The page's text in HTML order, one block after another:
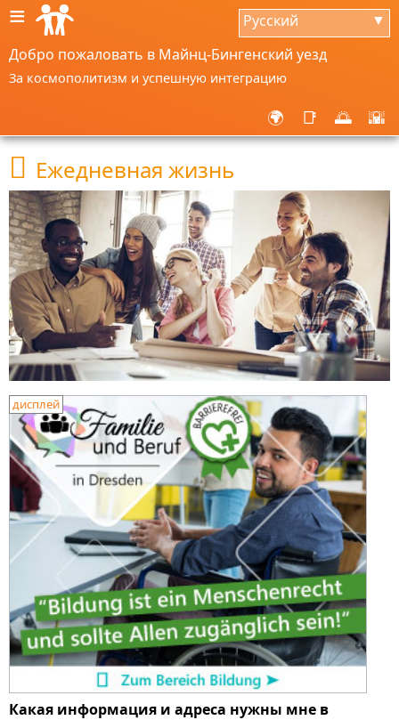
≡ Русский ▼
Добро пожаловать в Майнц-Бингенский уезд
За космополитизм и успешную интеграцию
🌍 📑 🌅 🌇
 Ежедневная жизнь
дисплей
Какая информация и адреса нужны мне в